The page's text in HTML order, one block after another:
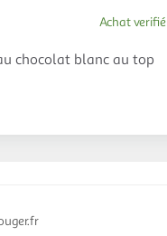
chocolat blanc au top
Achat verifié